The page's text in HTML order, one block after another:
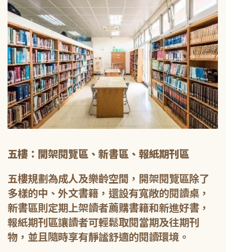
五樓：開架閱覽區、新書區、報紙期刊區
五樓規劃為成人及樂齡空間，開架閱覽區除了
多樣的中、外文書籍，還設有寬敞的閱讀桌，
新書區則定期上架讀者薦購書籍和新進好書，
報紙期刊區讓讀者可輕鬆取閱當期及往期刊
物，並且隨時享有靜謐舒適的閱讀環境。